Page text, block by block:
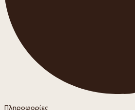
Πληροφορίες